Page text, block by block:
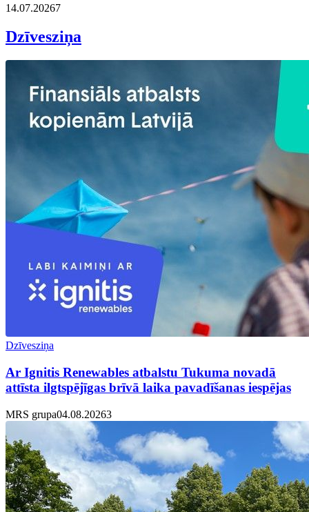
14.07.20267
Dzīvesziņa
Dzīvesziņa
Ar Ignitis Renewables atbalstu Tukuma novadā
attīsta ilgtspējīgas brīvā laika pavadīšanas iespējas
MRS grupa04.08.20263